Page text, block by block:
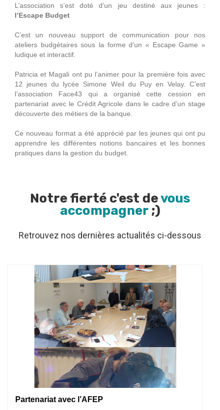
L’association s’est doté d’un jeu destiné aux jeunes :
l’Escape Budget
C’est un nouveau support de communication pour nos
ateliers budgétaires sous la forme d’un « Escape Game »
ludique et interactif.
Patricia et Magali ont pu l’animer pour la première fois avec
12 jeunes du lycée Simone Weil du Puy en Velay. C’est
l’association Face43 qui a organisé cette cession en
partenariat avec le Crédit Agricole dans le cadre d’un stage
découverte des métiers de la banque.
Ce nouveau format a été apprécié par les jeunes qui ont pu
apprendre les différentes notions bancaires et les bonnes
pratiques dans la gestion du budget.
Notre fierté c'est devous
accompagner;)
Retrouvez nos dernières actualités ci-dessous
Partenariat avec l’AFEP